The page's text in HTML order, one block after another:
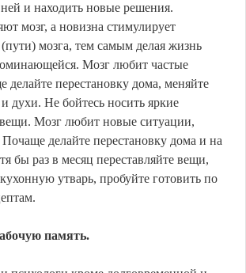
ней и находить новые решения.
мозг, а новизна стимулирует
мозга, тем самым делая жизнь
Мозг любит частые
перестановку дома, меняйте
духи. Не бойтесь носить яркие
вещи. Мозг любит новые ситуации,
Почаще делайте перестановку дома и на
бы раз в месяц переставляйте вещи,
утварь, пробуйте готовить по
память.